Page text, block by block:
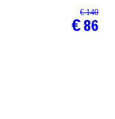
€ 140
€ 86